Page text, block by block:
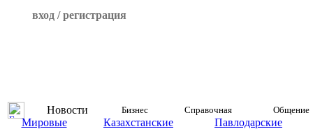
вход / регистрация
Новости Бизнес Справочная Общение
Мировые Казахстанские Павлодарские